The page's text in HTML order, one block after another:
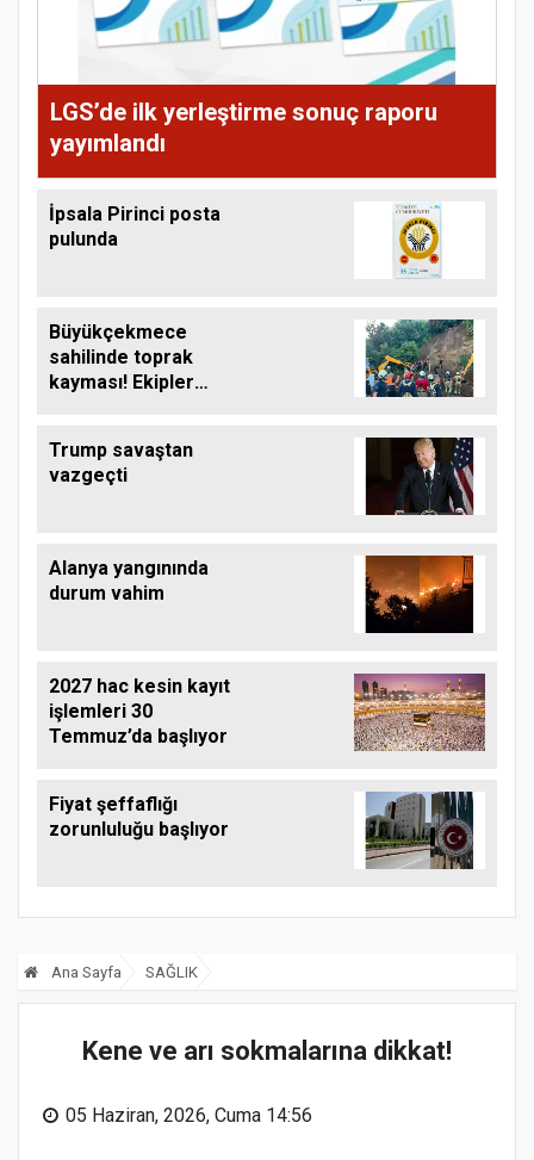
LGS’de ilk yerleştirme sonuç raporu
yayımlandı
İpsala Pirinci posta
pulunda
Büyükçekmece
sahilinde toprak
kayması! Ekipler
Trump savaştan
vazgeçti
Alanya yangınında
durum vahim
2027 hac kesin kayıt
işlemleri 30
Temmuz’da başlıyor
Fiyat şeffaflığı
zorunluluğu başlıyor
Ana Sayfa SAĞLIK
Kene ve arı sokmalarına dikkat!
05 Haziran, 2026, Cuma 14:56